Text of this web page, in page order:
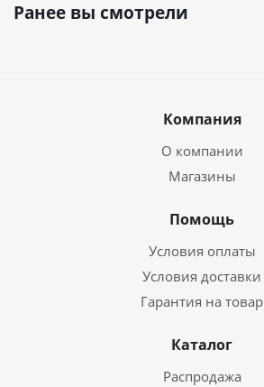
Ранее вы смотрели
Компания
О компании
Магазины
Помощь
Условия оплаты
Условия доставки
Гарантия на товар
Каталог
Распродажа